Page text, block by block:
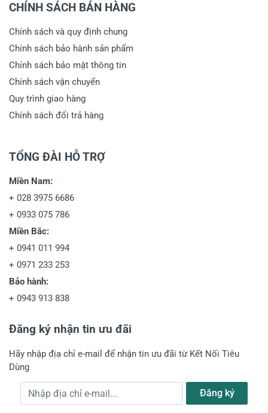
CHÍNH SÁCH BÁN HÀNG
Chính sách và quy định chung
Chính sách bảo hành sản phẩm
Chính sách bảo mật thông tin
Chính sách vận chuyển
Quy trình giao hàng
Chính sách đổi trả hàng
TỔNG ĐÀI HỖ TRỢ
Miền Nam:
+ 028 3975 6686
+ 0933 075 786
Miền Bắc:
+ 0941 011 994
+ 0971 233 253
Bảo hành:
+ 0943 913 838
Đăng ký nhận tin ưu đãi
Hãy nhập địa chỉ e-mail để nhận tin ưu đãi từ Kết Nối Tiêu
Dùng
Địa chỉ e-mail Đăng ký